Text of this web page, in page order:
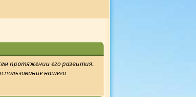
протяжении его развития.
нашего